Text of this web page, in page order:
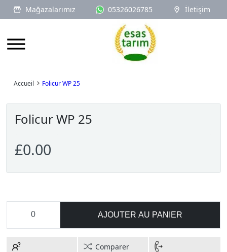
Mağazalarımız 05326026785 İletişim
Logo
Accueil Folicur WP 25
Folicur WP 25
£0.00
AJOUTER AU PANIER
Comparer